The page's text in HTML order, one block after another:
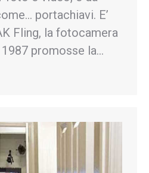
portachiavi. E’
Fling, la fotocamera
promosse la…